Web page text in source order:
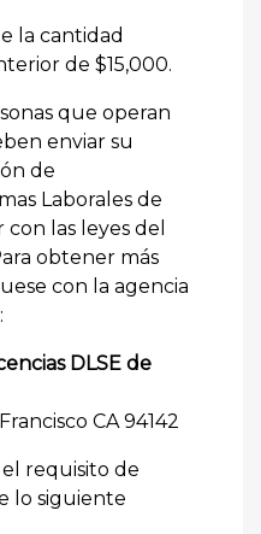
la cantidad
de $15,000.
que operan
enviar su
de
Laborales de
las leyes del
obtener más
con la agencia
DLSE de
CA 94142
requisito de
lo siguiente